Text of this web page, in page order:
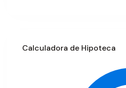
Calculadora de Hipoteca